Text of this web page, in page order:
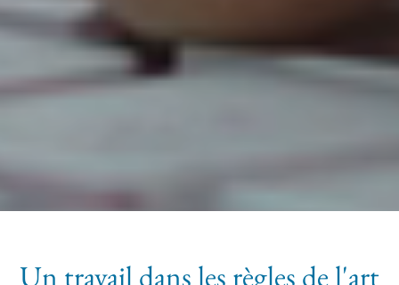
Un travail dans les règles de l'art